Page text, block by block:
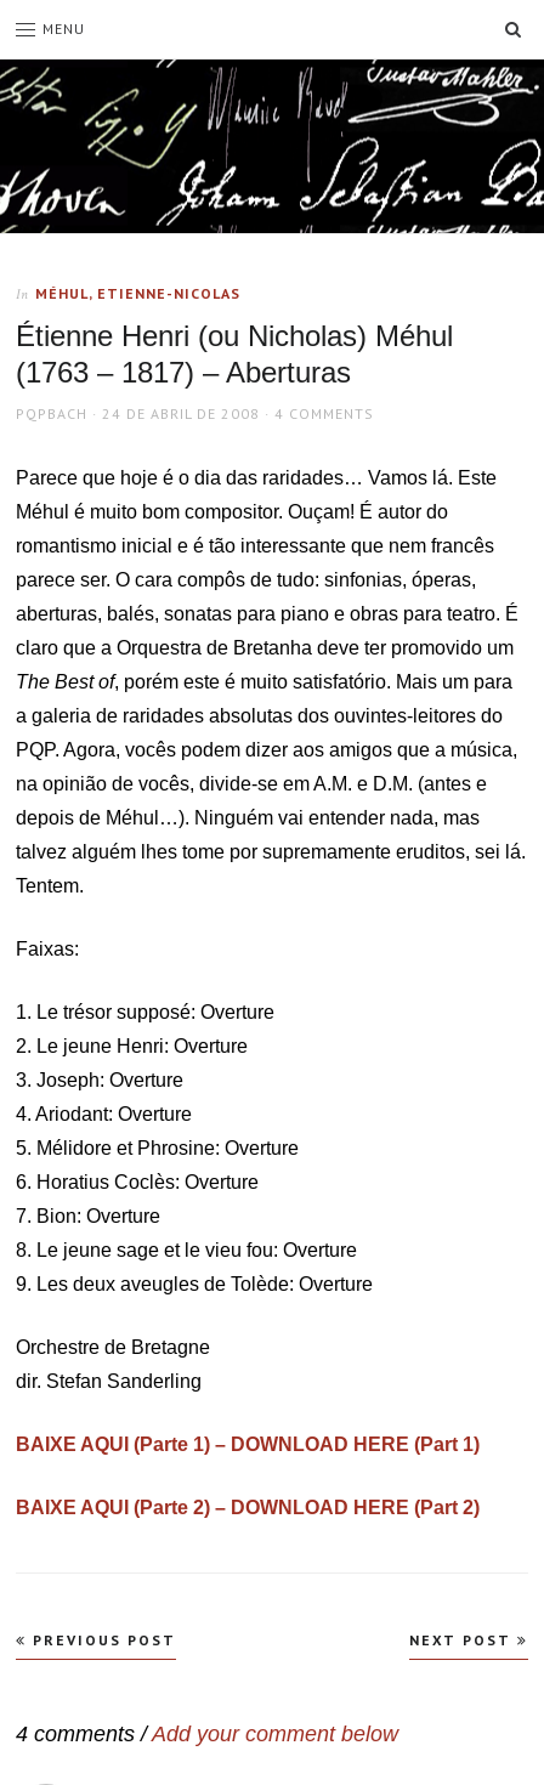
MENU
In MÉHUL, ETIENNE-NICOLAS
Étienne Henri (ou Nicholas) Méhul
(1763 – 1817) – Aberturas
AUTHOR
PQPBACH
POSTED
24 DE ABRIL DE 2008 4 COMMENTS
Parece que hoje é o dia das raridades… Vamos lá. Este
Méhul é muito bom compositor. Ouçam! É autor do
romantismo inicial e é tão interessante que nem francês
parece ser. O cara compôs de tudo: sinfonias, óperas,
aberturas, balés, sonatas para piano e obras para teatro. É
claro que a Orquestra de Bretanha deve ter promovido um
The Best of, porém este é muito satisfatório. Mais um para
a galeria de raridades absolutas dos ouvintes-leitores do
PQP. Agora, vocês podem dizer aos amigos que a música,
na opinião de vocês, divide-se em A.M. e D.M. (antes e
depois de Méhul…). Ninguém vai entender nada, mas
talvez alguém lhes tome por supremamente eruditos, sei lá.
Tentem.
Faixas:
1. Le trésor supposé: Overture
2. Le jeune Henri: Overture
3. Joseph: Overture
4. Ariodant: Overture
5. Mélidore et Phrosine: Overture
6. Horatius Coclès: Overture
7. Bion: Overture
8. Le jeune sage et le vieu fou: Overture
9. Les deux aveugles de Tolède: Overture
Orchestre de Bretagne
dir. Stefan Sanderling
BAIXE AQUI (Parte 1) – DOWNLOAD HERE (Part 1)
BAIXE AQUI (Parte 2) – DOWNLOAD HERE (Part 2)
Navegação
de
PREVIOUS POST NEXT POST
4 comments /Add your comment below